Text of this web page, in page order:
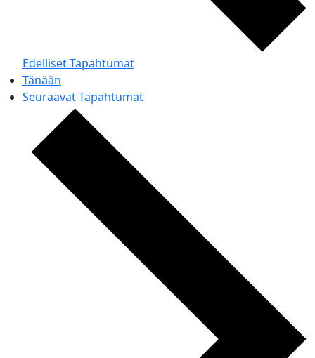
EdellisetTapahtumat
Tänään
SeuraavatTapahtumat